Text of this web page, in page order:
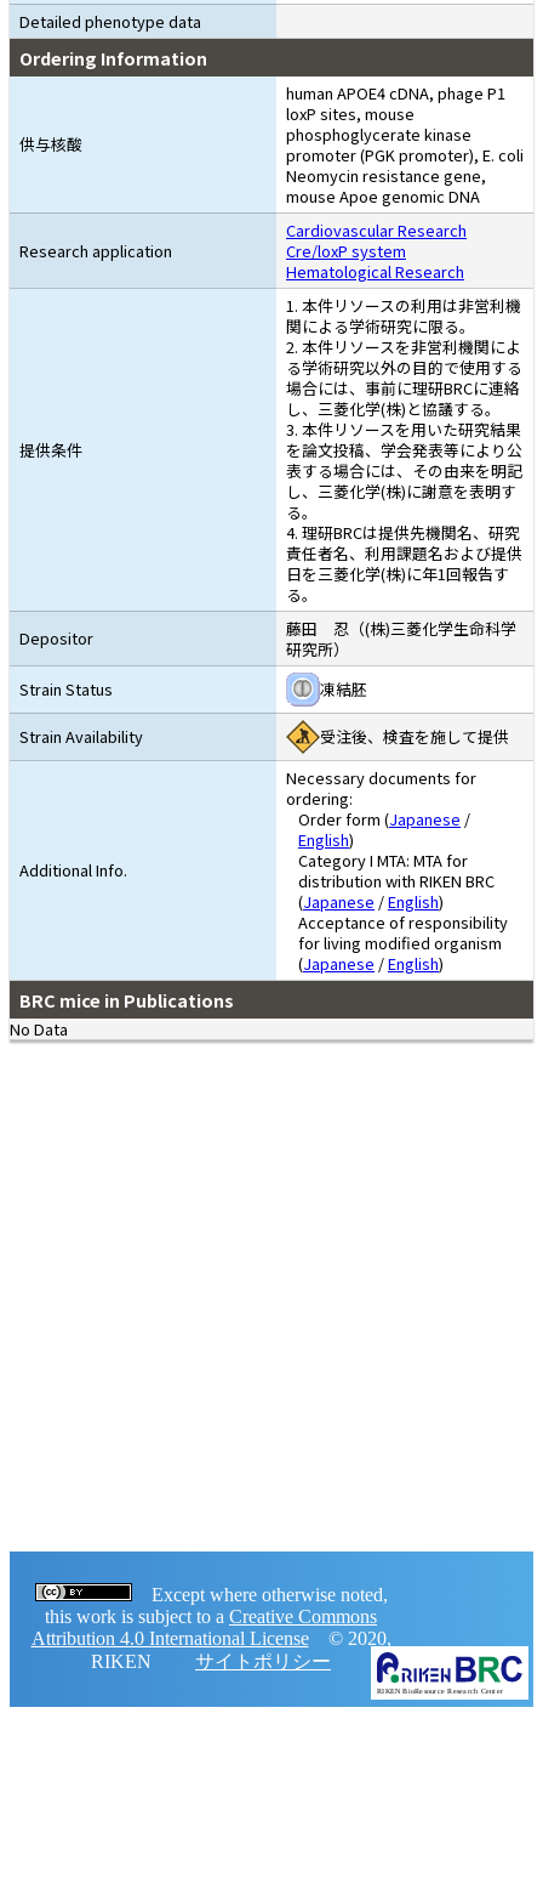
Detailed phenotype data
Ordering Information
供与核酸
human APOE4 cDNA, phage P1
loxP sites, mouse
phosphoglycerate kinase
promoter (PGK promoter), E. coli
Neomycin resistance gene,
mouse Apoe genomic DNA
Research application
Cardiovascular Research
Cre/loxP system
Hematological Research
提供条件
1. 本件リソースの利用は非営利機
関による学術研究に限る。
2. 本件リソースを非営利機関によ
る学術研究以外の目的で使用する
場合には、事前に理研BRCに連絡
し、三菱化学(株)と協議する。
3. 本件リソースを用いた研究結果
を論文投稿、学会発表等により公
表する場合には、その由来を明記
し、三菱化学(株)に謝意を表明す
る。
4. 理研BRCは提供先機関名、研究
責任者名、利用課題名および提供
日を三菱化学(株)に年1回報告す
る。
Depositor
藤田 忍（(株)三菱化学生命科学
研究所）
Strain Status
凍結胚
Strain Availability 受注後、検査を施して提供
Additional Info.
Necessary documents for
ordering:
Order form (Japanese /
English)
Category I MTA: MTA for
distribution with RIKEN BRC
(Japanese /English)
Acceptance of responsibility
for living modified organism
(Japanese /English)
BRC mice in Publications
No Data
Except where otherwise noted,
this work is subject to a Creative Commons
Attribution 4.0 International License© 2020,
RIKEN サイトポリシー